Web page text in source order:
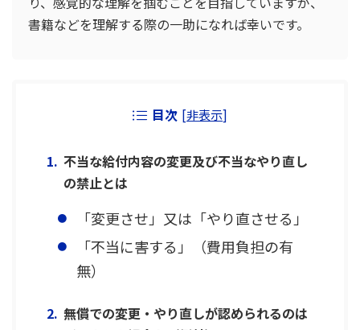
書籍などを理解する際の一助になれば幸いです。
目次 [非表示]
不当な給付内容の変更及び不当なやり直し
の禁止とは
「変更させ」又は「やり直させる」
「不当に害する」（費用負担の有
無）
無償での変更・やり直しが認められるのは